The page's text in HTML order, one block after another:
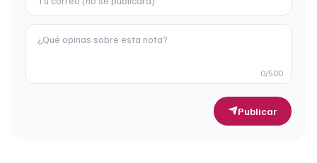
0/500
Publicar